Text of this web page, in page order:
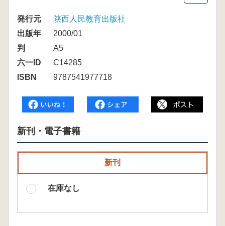
発行元
陕西人民教育出版社
出版年
2000/01
判
A5
六一ID
C14285
ISBN
9787541977718
新刊・電子書籍
新刊
在庫なし